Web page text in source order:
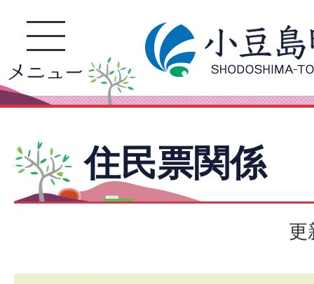
住民票関係
更